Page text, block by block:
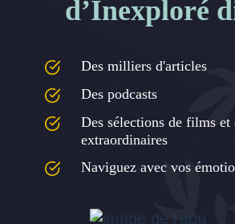
d’Inexploré
Des milliers d'articles
Des podcasts
Des sélections de films et
extraordinaires
Naviguez avec vos